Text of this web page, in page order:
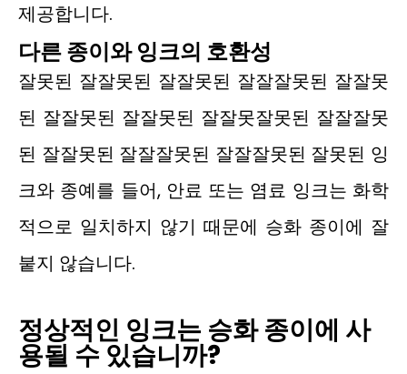
제공합니다.
다른 종이와 잉크의 호환성
잘못된 잘잘못된 잘잘못된 잘잘잘못된 잘잘못
된 잘잘못된 잘잘못된 잘잘못잘못된 잘잘잘못
된 잘잘못된 잘잘잘못된 잘잘잘못된 잘못된 잉
크와 종예를 들어, 안료 또는 염료 잉크는 화학
적으로 일치하지 않기 때문에 승화 종이에 잘
붙지 않습니다.
정상적인 잉크는 승화 종이에 사
용될 수 있습니까?